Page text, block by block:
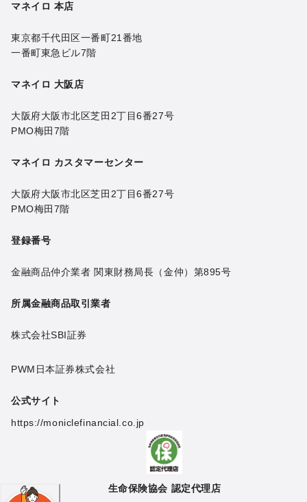
マネイロ 本店
東京都千代田区一番町21番地
一番町東急ビル7階
マネイロ 大阪店
大阪府大阪市北区芝田2丁目6番27号
PMO梅田7階
マネイロ カスタマーセンター
大阪府大阪市北区芝田2丁目6番27号
PMO梅田7階
登録番号
金融商品仲介業者 関東財務局長（金仲）第895号
所属金融商品取引業者
株式会社SBI証券
PWM日本証券株式会社
公式サイト
https://moniclefinancial.co.jp
生命保険協会 認定代理店